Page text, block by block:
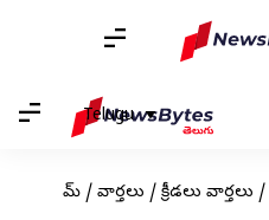
Telugu
హోమ్ / వార్తలు / క్రీడలు వార్తలు /